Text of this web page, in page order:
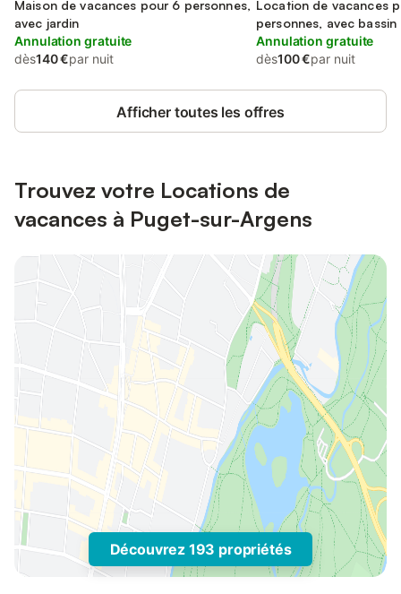
Draguignan
Maison de vacances pour 6 personnes,
avec jardin
Annulation gratuite
dès140 €par nuit
Draguignan
Location de vacances
personnes, avec
jacuzzi, adapté aux
Annulation gratuite
dès100 €par nuit
Afficher toutes les offres
Trouvez votre Locations de
vacances à Puget-sur-Argens
Découvrez 193 propriétés